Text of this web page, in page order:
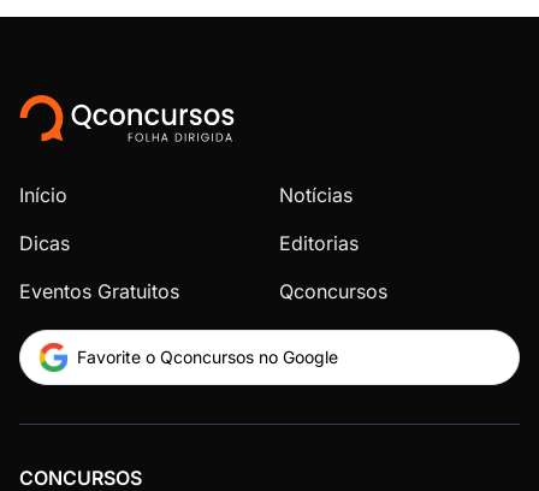
Início
Notícias
Dicas
Editorias
Eventos Gratuitos
Qconcursos
Favorite o Qconcursos no Google
CONCURSOS